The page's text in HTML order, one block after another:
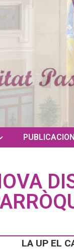
LA UP EL